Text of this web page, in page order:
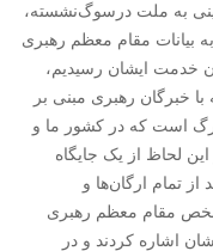
به ملت درسوگ‌نشسته،
بیانات مقام معظم رهبری
خدمت ایشان رسیدیم،
خبرگان رهبری مبنی بر
است که در کشور ما و
لحاظ از یک جایگاه
تمام ارگان‌ها و
مقام معظم رهبری
اشاره کردند و در